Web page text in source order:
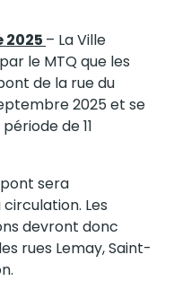
2025 – La Ville
le MTQ que les
de la rue du
2025 et se
de 11
sera
Les
devront donc
rues Lemay, Saint-